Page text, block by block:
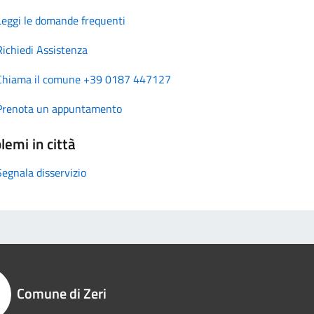
le domande frequenti
Assistenza
il comune +39 0187 447127
un appuntamento
in città
disservizio
Comune di Zeri